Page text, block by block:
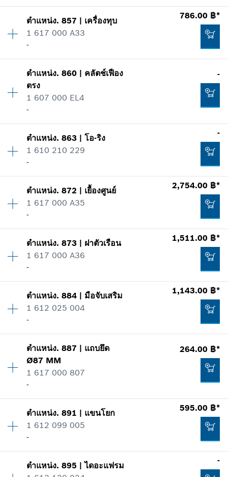
87.00 ฿*
รายการการใช้
แสดงในรูป
679.00 ฿*
เพิ่มในตะกร้าสินค้า
ปริมาณ 1
ราคากลุ่ม: 38
รายการการใช้
แสดงในรูป
1,372.00 ฿*
เพิ่มในตะกร้าสินค้า
ตำแหน่ง.857 | เครื่องทุบ
1 617 000 A33
-
786.00 ฿*
ปริมาณ 1
ราคากลุ่ม
ข้อมูลชิ้นส่วนอะไหล่
แสดงในรูป
786.00 ฿*
เพิ่มในตะกร้าสินค้า
ตำแหน่ง.860 | คลัตช์เฟือง
ตรง
1 607 000 EL4
-
-
ปริมาณ 1
ราคากลุ่ม: -
รายการการใช้
แสดงในรูป
-
เพิ่มในตะกร้าสินค้า
ตำแหน่ง.863 |โอ-ริง
1 610 210 229
-
-
ปริมาณ 1
ราคากลุ่ม: -
รายการการใช้
แสดงในรูป
-
เพิ่มในตะกร้าสินค้า
ตำแหน่ง.872 | เยื้องศูนย์
1 617 000 A35
-
2,754.00 ฿*
ปริมาณ 1
ราคากลุ่ม: 44
รายการการใช้
แสดงในรูป
2,754.00 ฿*
เพิ่มในตะกร้าสินค้า
ตำแหน่ง.873 | ฝาตัวเรือน
1 617 000 A36
-
1,511.00 ฿*
ราคากลุ่ม:38
แสดงในรูป
1,511.00 ฿*
*ราคาทั้งหมดไม่รวมภาษีมูลค่าเพิ่ม
ตำแหน่ง.884 | มือจับเสริม
1 612 025 004
-
1,143.00 ฿*
ปริมาณ 1
ราคากลุ่ม
ข้อมูลชิ้นส่วนอะไหล่
แสดงในรูป
1,143.00 ฿*
ตำแหน่ง.887 | แถบยึด
Ø87 MM
1 617 000 807
-
264.00 ฿*
ปริมาณ 1
ราคากลุ่ม: 28
รายการการใช้
แสดงในรูป
ตำแหน่ง.891 | แขนโยก
1 612 099 005
-
595.00 ฿*
ปริมาณ 1
ตำแหน่ง.895 |ไดอะแฟรม
-